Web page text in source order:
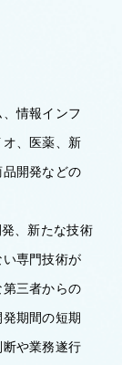
情報インフ
、医薬、新
開発などの
、新たな技術
専門技術が
三者からの
期間の短期
や業務遂行